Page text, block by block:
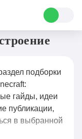
подборки
гайды, идеи
публикации,
в выбранной